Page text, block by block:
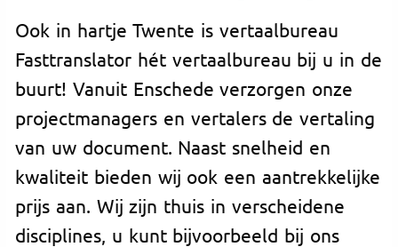
Ook in hartje Twente is vertaalbureau
Fasttranslator hét vertaalbureau bij u in de
buurt! Vanuit Enschede verzorgen onze
projectmanagers en vertalers de vertaling
van uw document. Naast snelheid en
kwaliteit bieden wij ook een aantrekkelijke
prijs aan. Wij zijn thuis in verscheidene
disciplines, u kunt bijvoorbeeld bij ons